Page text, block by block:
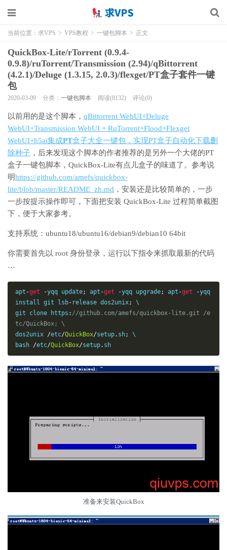
当前位置： 求VPS > VPS教程 > 一键包脚本 > 正文
QuickBox-Lite/rTorrent (0.9.4-
0.9.8)/ruTorrent/Transmission (2.94)/qBittorrent
(4.2.1)/Deluge (1.3.15, 2.0.3)/flexget/PT盒子套件一键
包
2020-03-09 分类： 一键包脚本 阅读(8132) 评论(0)
以前用的是这个脚本， qBittorrent WebUI+Deluge
WebUI+Transmission WebUI + RuTorrent+Flood+Flexget
WebUI+h5ai集成PT盒子大全一键包，实现PT盒子自动化下载删
除种子 ，后来发现这个脚本的作者推荐的是另外一个大佬的PT
盒子一键包脚本，QuickBox-Lite有点儿盒子的味道了。参考说
明https://github.com/amefs/quickbox-
lite/blob/master/README_zh.md ，安装还是比较简单的，一步
一步按提示操作即可，下面把安装 QuickBox-Lite 过程简单截图
下，便于大家参考。
支持系统：ubuntu18/ubuntu16/debian9/debian10 64bit
你需要首先以 root 身份登录，运行以下指令来抓取最新的代码
…
apt -get -yqq update; apt -get -yqq upgrade; apt -get -yqq
install git lsb- release dos2unix;
\
git clone https : //github.com/amefs/quickbox-lite.git /e
tc/QuickBox; \
dos2unix /etc/QuickBox/setup. sh;
\
bash /etc/QuickBox/setup. sh
准备来安装QuickBox